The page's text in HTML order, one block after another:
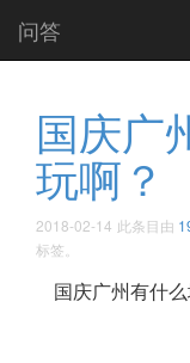
问答
国庆广
玩啊？ ​​​​
2018-02-14 此条目由
标签。
国庆广州有什